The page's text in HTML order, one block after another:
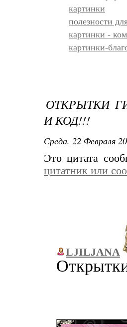
картинки
полезности
картинки -
картинки-
ОТКРЫТКИ
И КОД!!!
Среда, 22 Февраля
Это цитата
цитатник или
LJILJANA